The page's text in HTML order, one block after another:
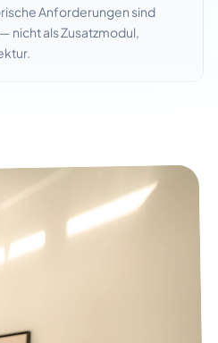
Anforderungen sind
nicht als Zusatzmodul,